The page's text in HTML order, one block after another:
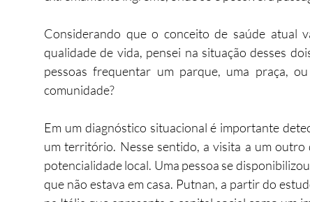
Considerando que o conceito de saúde atual
qualidade de vida, pensei na situação desses
pessoas frequentar um parque, uma praça,
comunidade?
Em um diagnóstico situacional é importante
um território. Nesse sentido, a visita a um
potencialidade local. Uma pessoa se
que não estava em casa. Putnan, a partir do